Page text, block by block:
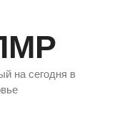
на сегодня в